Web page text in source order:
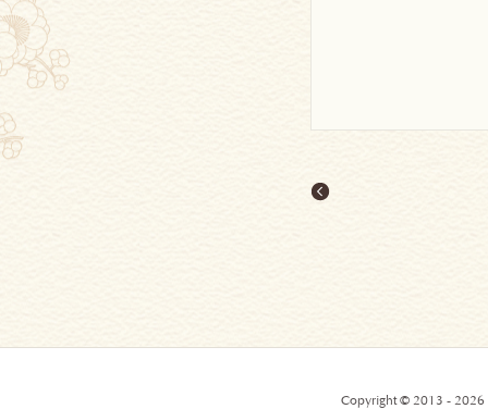
Copyright © 2013 - 2026